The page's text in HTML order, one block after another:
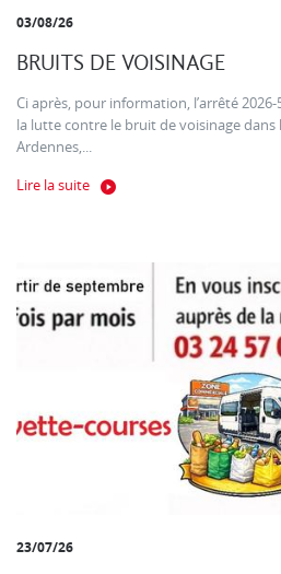
03/08/26
BRUITS DE VOISINAGE
Ci après, pour information, l’arrêté
la lutte contre le bruit de voisinage
Ardennes,...
Lire la suite
23/07/26